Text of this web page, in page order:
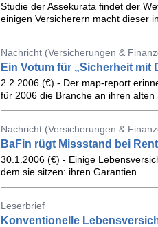
Studie der Assekurata findet der
einigen Versicherern macht dieser
Nachricht (Versicherungen &
Ein Votum für „Sicherheit mit
2.2.2006 (€) - Der map-report
für 2006 die Branche an ihren
Nachricht (Versicherungen &
BaFin rügt Missstand bei
30.1.2006 (€) - Einige
dem sie sitzen: ihren Garantien.
Leserbrief
Konventionelle